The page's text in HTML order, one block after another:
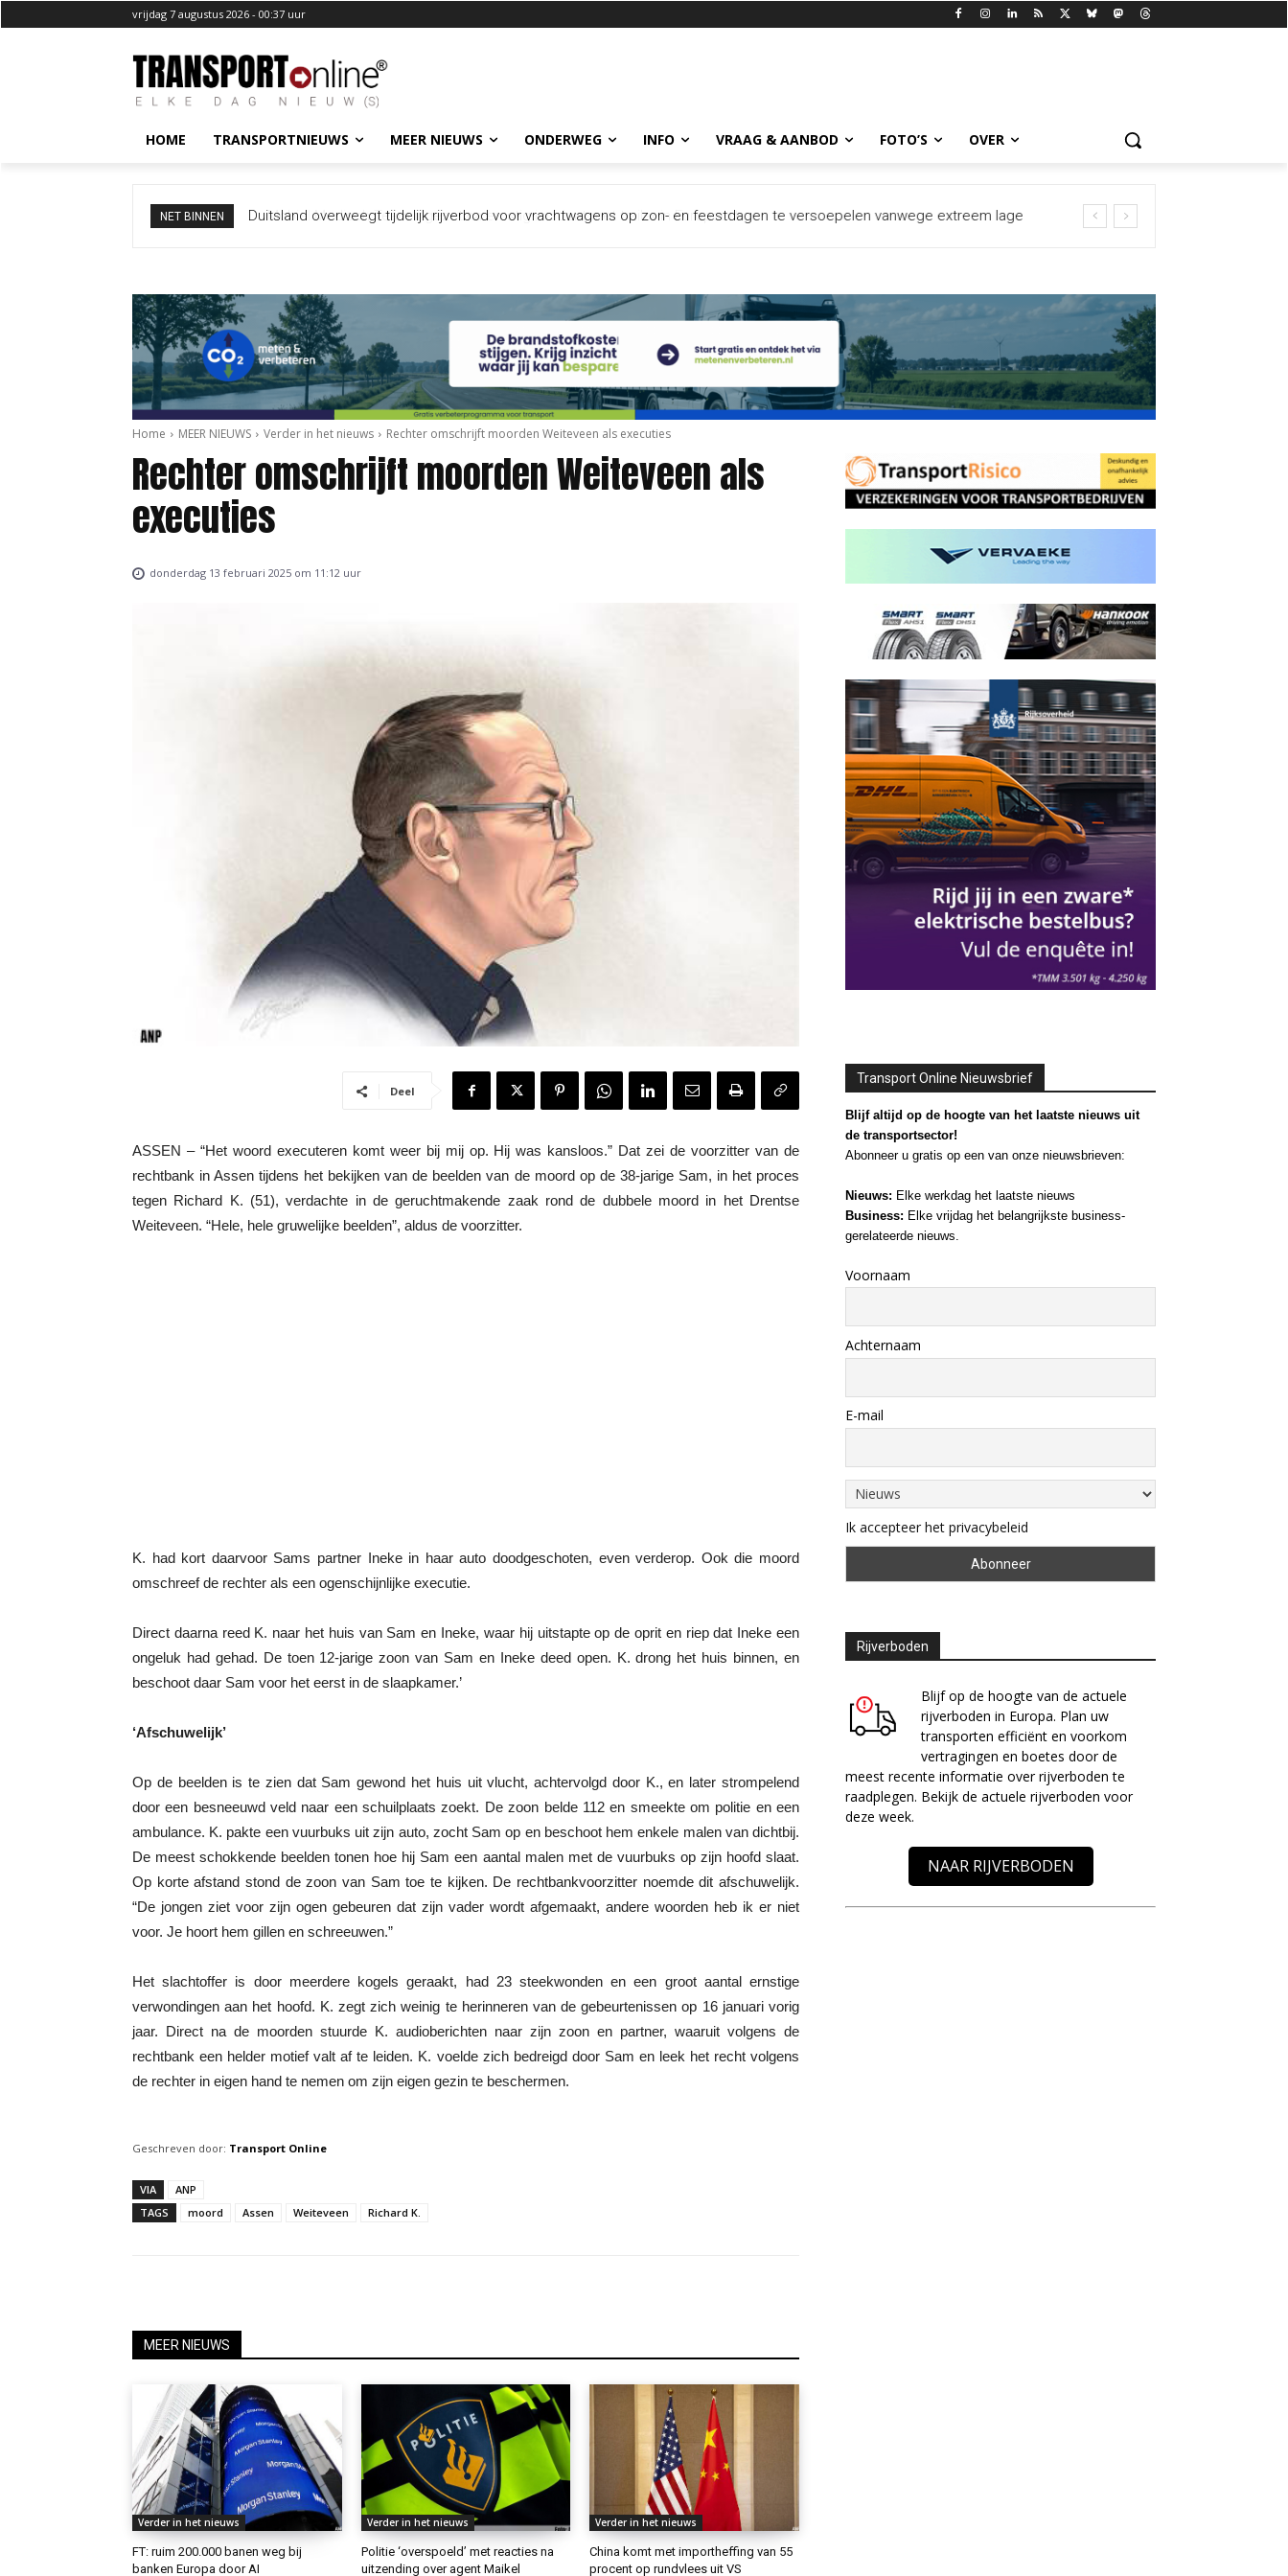
vrijdag 7 augustus 2026 - 00:37 uur
HOME TRANSPORTNIEUWS MEER NIEUWS ONDERWEG INFO VRAAG & AANBOD FOTO’S OVER
NET BINNEN Mobiel Medisch Team ingezet na ernstig incident met trailer in Europoort
Home MEER NIEUWS Verder in het nieuws Rechter omschrijft moorden Weiteveen als executies
Rechter omschrijft moorden Weiteveen als
executies
donderdag 13 februari 2025 om 11:12 uur
Deel
ASSEN – “Het woord executeren komt weer bij mij op. Hij was kansloos.” Dat zei de voorzitter van de
rechtbank in Assen tijdens het bekijken van de beelden van de moord op de 38-jarige Sam, in het proces
tegen Richard K. (51), verdachte in de geruchtmakende zaak rond de dubbele moord in het Drentse
Weiteveen. “Hele, hele gruwelijke beelden”, aldus de voorzitter.
K. had kort daarvoor Sams partner Ineke in haar auto doodgeschoten, even verderop. Ook die moord
omschreef de rechter als een ogenschijnlijke executie.
Direct daarna reed K. naar het huis van Sam en Ineke, waar hij uitstapte op de oprit en riep dat Ineke een
ongeluk had gehad. De toen 12-jarige zoon van Sam en Ineke deed open. K. drong het huis binnen, en
beschoot daar Sam voor het eerst in de slaapkamer.’
‘Afschuwelijk’
Op de beelden is te zien dat Sam gewond het huis uit vlucht, achtervolgd door K., en later strompelend
door een besneeuwd veld naar een schuilplaats zoekt. De zoon belde 112 en smeekte om politie en een
ambulance. K. pakte een vuurbuks uit zijn auto, zocht Sam op en beschoot hem enkele malen van dichtbij.
De meest schokkende beelden tonen hoe hij Sam een aantal malen met de vuurbuks op zijn hoofd slaat.
Op korte afstand stond de zoon van Sam toe te kijken. De rechtbankvoorzitter noemde dit afschuwelijk.
“De jongen ziet voor zijn ogen gebeuren dat zijn vader wordt afgemaakt, andere woorden heb ik er niet
voor. Je hoort hem gillen en schreeuwen.”
Het slachtoffer is door meerdere kogels geraakt, had 23 steekwonden en een groot aantal ernstige
verwondingen aan het hoofd. K. zegt zich weinig te herinneren van de gebeurtenissen op 16 januari vorig
jaar. Direct na de moorden stuurde K. audioberichten naar zijn zoon en partner, waaruit volgens de
rechtbank een helder motief valt af te leiden. K. voelde zich bedreigd door Sam en leek het recht volgens
de rechter in eigen hand te nemen om zijn eigen gezin te beschermen.
Geschreven door: Transport Online
VIA
ANP
TAGS
moord Assen Weiteveen Richard K.
MEER NIEUWS
Verder in het nieuws
FT: ruim 200.000 banen weg bij
banken Europa door AI
Verder in het nieuws
Politie ‘overspoeld’ met reacties na
uitzending over agent Maikel
Verder in het nieuws
China komt met importheffing van 55
procent op rundvlees uit VS
Transport Online Nieuwsbrief
Blijf altijd op de hoogte van het laatste nieuws uit
de transportsector!
Abonneer u gratis op een van onze nieuwsbrieven:
Nieuws: Elke werkdag het laatste nieuws
Business: Elke vrijdag het belangrijkste business-
gerelateerde nieuws.
Voornaam
Achternaam
E-mail
Ik accepteer het privacybeleid
Rijverboden
Blijf op de hoogte van de actuele
rijverboden in Europa. Plan uw
transporten efficiënt en voorkom
vertragingen en boetes door de
meest recente informatie over rijverboden te
raadplegen. Bekijk de actuele rijverboden voor
deze week.
NAAR RIJVERBODEN